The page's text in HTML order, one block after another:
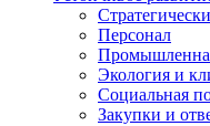
Персонал
Экология и
Социальная
Закупки и